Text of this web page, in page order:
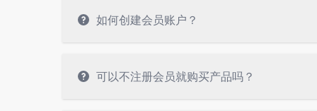
如何创建会员账户？
可以不注册会员就购买产品吗？